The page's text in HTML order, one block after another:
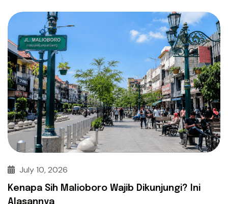
July 10, 2026
Kenapa Sih Malioboro Wajib Dikunjungi? Ini
Alasannya